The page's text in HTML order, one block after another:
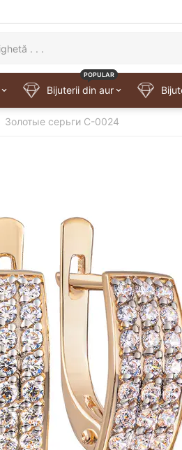
Bijuterii din aur
POPULAR
Золотые серьги C-0024